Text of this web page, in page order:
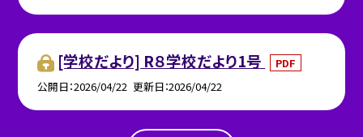
[学校だより] R８学校だより1号
PDF
公開日 2026/04/22 更新日 2026/04/22